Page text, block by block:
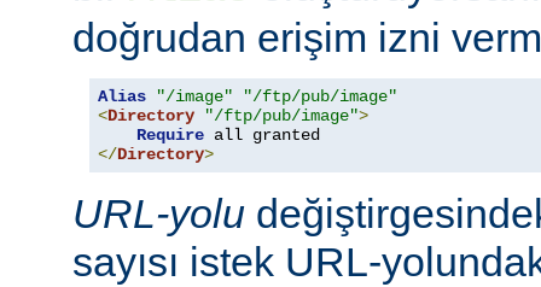
doğrudan erişim izni
Alias "/image"
"/ftp/pub/image"
<Directory "/ftp/pub/image">
Require
</Directory>
URL-yolu
sayısı istek URL-